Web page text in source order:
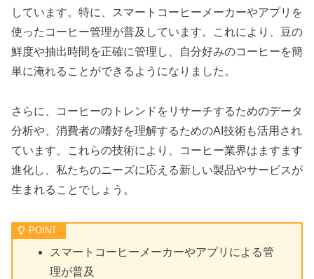
しています。特に、スマートコーヒーメーカーやアプリを
使ったコーヒー管理が普及しています。これにより、豆の
鮮度や抽出時間を正確に管理し、自分好みのコーヒーを簡
単に淹れることができるようになりました。
さらに、コーヒーのトレンドをリサーチするためのデータ
分析や、消費者の嗜好を理解するためのAI技術も活用され
ています。これらの技術により、コーヒー業界はますます
進化し、私たちのニーズに応える新しい製品やサービスが
生まれることでしょう。
スマートコーヒーメーカーやアプリによる管
理が普及